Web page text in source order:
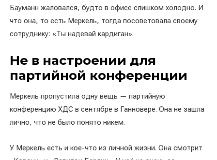
Бауманн жаловался, будто в офисе слишком холодно. И
что она, то есть Меркель, тогда посоветовала своему
сотруднику: «Ты надевай кардиган».
Не в настроении для
партийной конференции
Меркель пропустила одну вещь — партийную
конференцию ХДС в сентябре в Ганновере. Она не зашла
лично, что не было понято никем.
У Меркель есть и кое-что из личной жизни. Она смотрит